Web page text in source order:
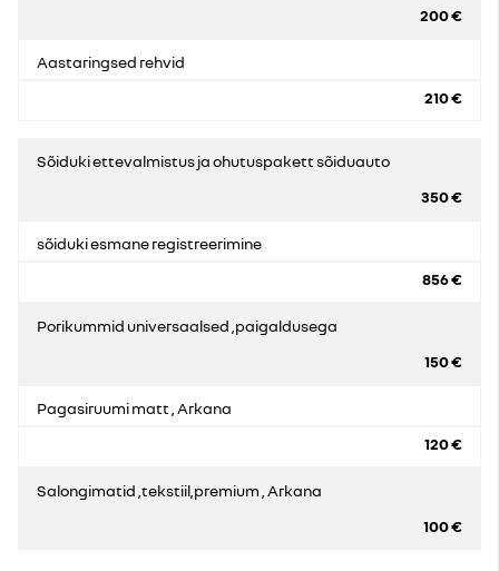
200 €
Aastaringsed rehvid
210 €
Sõiduki ettevalmistus ja ohutuspakett sõiduauto
350 €
sõiduki esmane registreerimine
856 €
Porikummid universaalsed ,paigaldusega
150 €
Pagasiruumi matt , Arkana
120 €
Salongimatid ,tekstiil,premium , Arkana
100 €